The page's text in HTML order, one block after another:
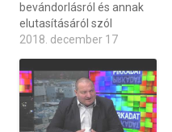
bevándorlásról és annak
elutasításáról szól
2018. december 17